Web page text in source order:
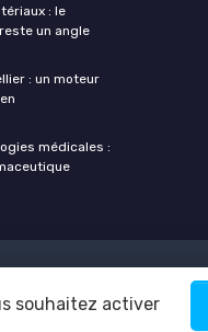
: le
un angle
: un moteur
médicales :
2026
souhaitez activer